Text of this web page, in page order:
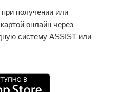
получении или
онлайн через
систему ASSIST или